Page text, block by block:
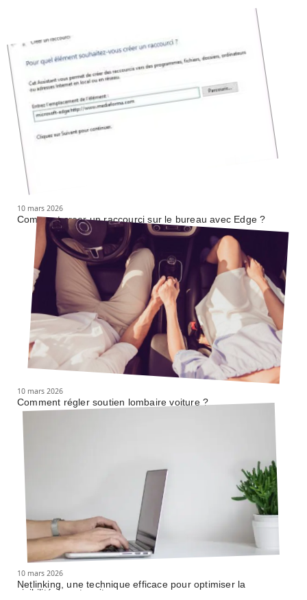
10 mars 2026
Comment creer un raccourci sur le bureau avec Edge ?
10 mars 2026
Comment régler soutien lombaire voiture ?
10 mars 2026
Netlinking, une technique efficace pour optimiser la
visibilité de votre site